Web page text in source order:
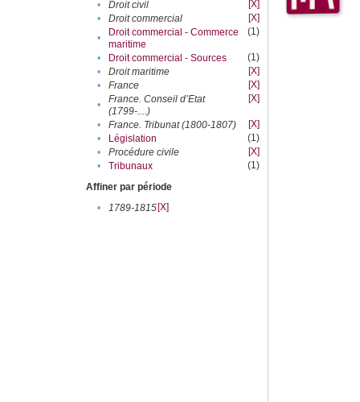
•
Droit civil
[X]
•
Droit commercial
[X]
•
Droit commercial - Commerce
maritime
(1)
• Droit commercial - Sources
(1)
•
Droit maritime
[X]
•
France
[X]
•
France. Conseil d’Etat
(1799-....)
[X]
• France. Tribunat (1800-1807)
[X]
•
Législation
(1)
•
Procédure civile
[X]
•
Tribunaux
(1)
Affiner par période
•
1789-1815[X]